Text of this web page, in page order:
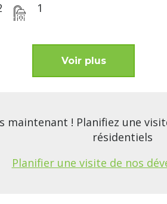
1
Voir plus
maintenant ! Planifiez une
résidentiels
Planifier une visite de nos